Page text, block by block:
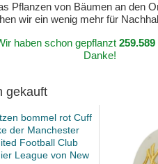
Pflanzen von Bäumen an den
wir ein wenig mehr für
haben schon gepflanzt 259.589
Danke!
gekauft